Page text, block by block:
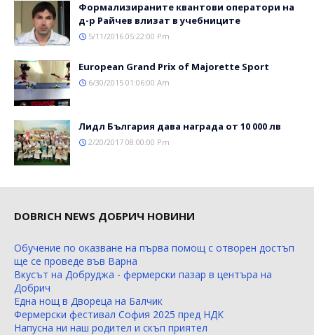
Формализираните квантови оператори на
д-р Райчев влизат в учебниците
5/11/2016 05:22:00 Pm
Еuropean Grand Prix of Majorette Sport
6/30/2015 01:06:00 Am
Лидл България дава награда от 10 000 лв
2/20/2017 08:00:00 Pm
DOBRICH NEWS ДОБРИЧ НОВИНИ
Обучение по оказване на първа помощ с отворен достъп
ще се проведе във Варна
Вкусът на Добруджа - фермерски пазар в центъра на
Добрич
Една нощ в Двореца на Балчик
Фермерски фестивал София 2025 пред НДК
Напусна ни наш родител и скъп приятел